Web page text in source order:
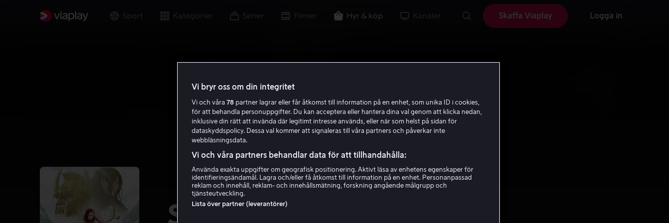
Sport Kategorier Serier Filmer Hyr & köp Kanaler Skaffa Viaplay Logga in
Sagan om ringen: Striden
Vi bryr oss om din integritet
Vi och våra 78 partner lagrar eller får åtkomst till information på en enhet, som unika ID i cookies,
för att behandla personuppgifter. Du kan acceptera eller hantera dina val genom att klicka nedan,
inklusive din rätt att invända där legitimt intresse används, eller när som helst på sidan för
dataskyddspolicy. Dessa val kommer att signaleras till våra partners och påverkar inte
webbläsningsdata.
Vi och våra partners behandlar data för att tillhandahålla:
Använda exakta uppgifter om geografisk positionering. Aktivt läsa av enhetens egenskaper för
identifieringsändamål. Lagra och/eller få åtkomst till information på en enhet. Personanpassad
reklam och innehåll, reklam- och innehållsmätning, forskning angående målgrupp och
tjänsteutveckling.
Lista över partner (leverantörer)